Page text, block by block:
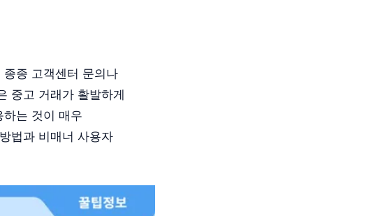
종 고객센터 문의나
중고 거래가 활발하게
는 것이 매우
법과 비매너 사용자